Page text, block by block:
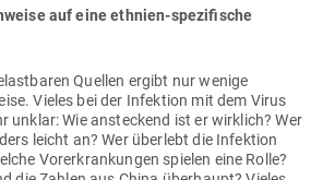
auf eine ethnien-spe­zi­fische
Quellen ergibt nur wenige
Vieles bei der Infektion mit dem Virus
unklar: Wie anste­ckend ist er wirklich? Wer
leicht an? Wer überlebt die Infektion
Vor­er­kran­kungen spielen eine Rolle?